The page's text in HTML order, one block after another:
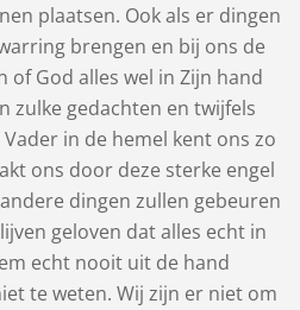
plaatsen. Ook als er dingen
brengen en bij ons de
of God alles wel in Zijn hand
zulke gedachten en twijfels
in de hemel kent ons zo
ons door deze sterke engel
dingen zullen gebeuren
geloven dat alles echt in
echt nooit uit de hand
te weten. Wij zijn er niet om